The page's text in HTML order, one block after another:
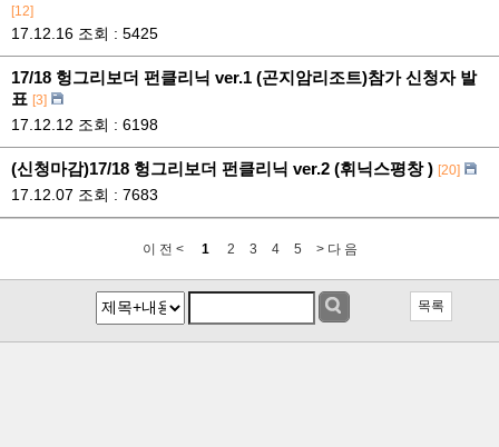
[12]
17.12.16 조회 : 5425
17/18 헝그리보더 펀클리닉 ver.1 (곤지암리조트)참가 신청자 발
표 [3]
17.12.12 조회 : 6198
(신청마감)17/18 헝그리보더 펀클리닉 ver.2 (휘닉스평창 ) [20]
17.12.07 조회 : 7683
이 전 < 1 2 3 4 5 > 다 음
목록